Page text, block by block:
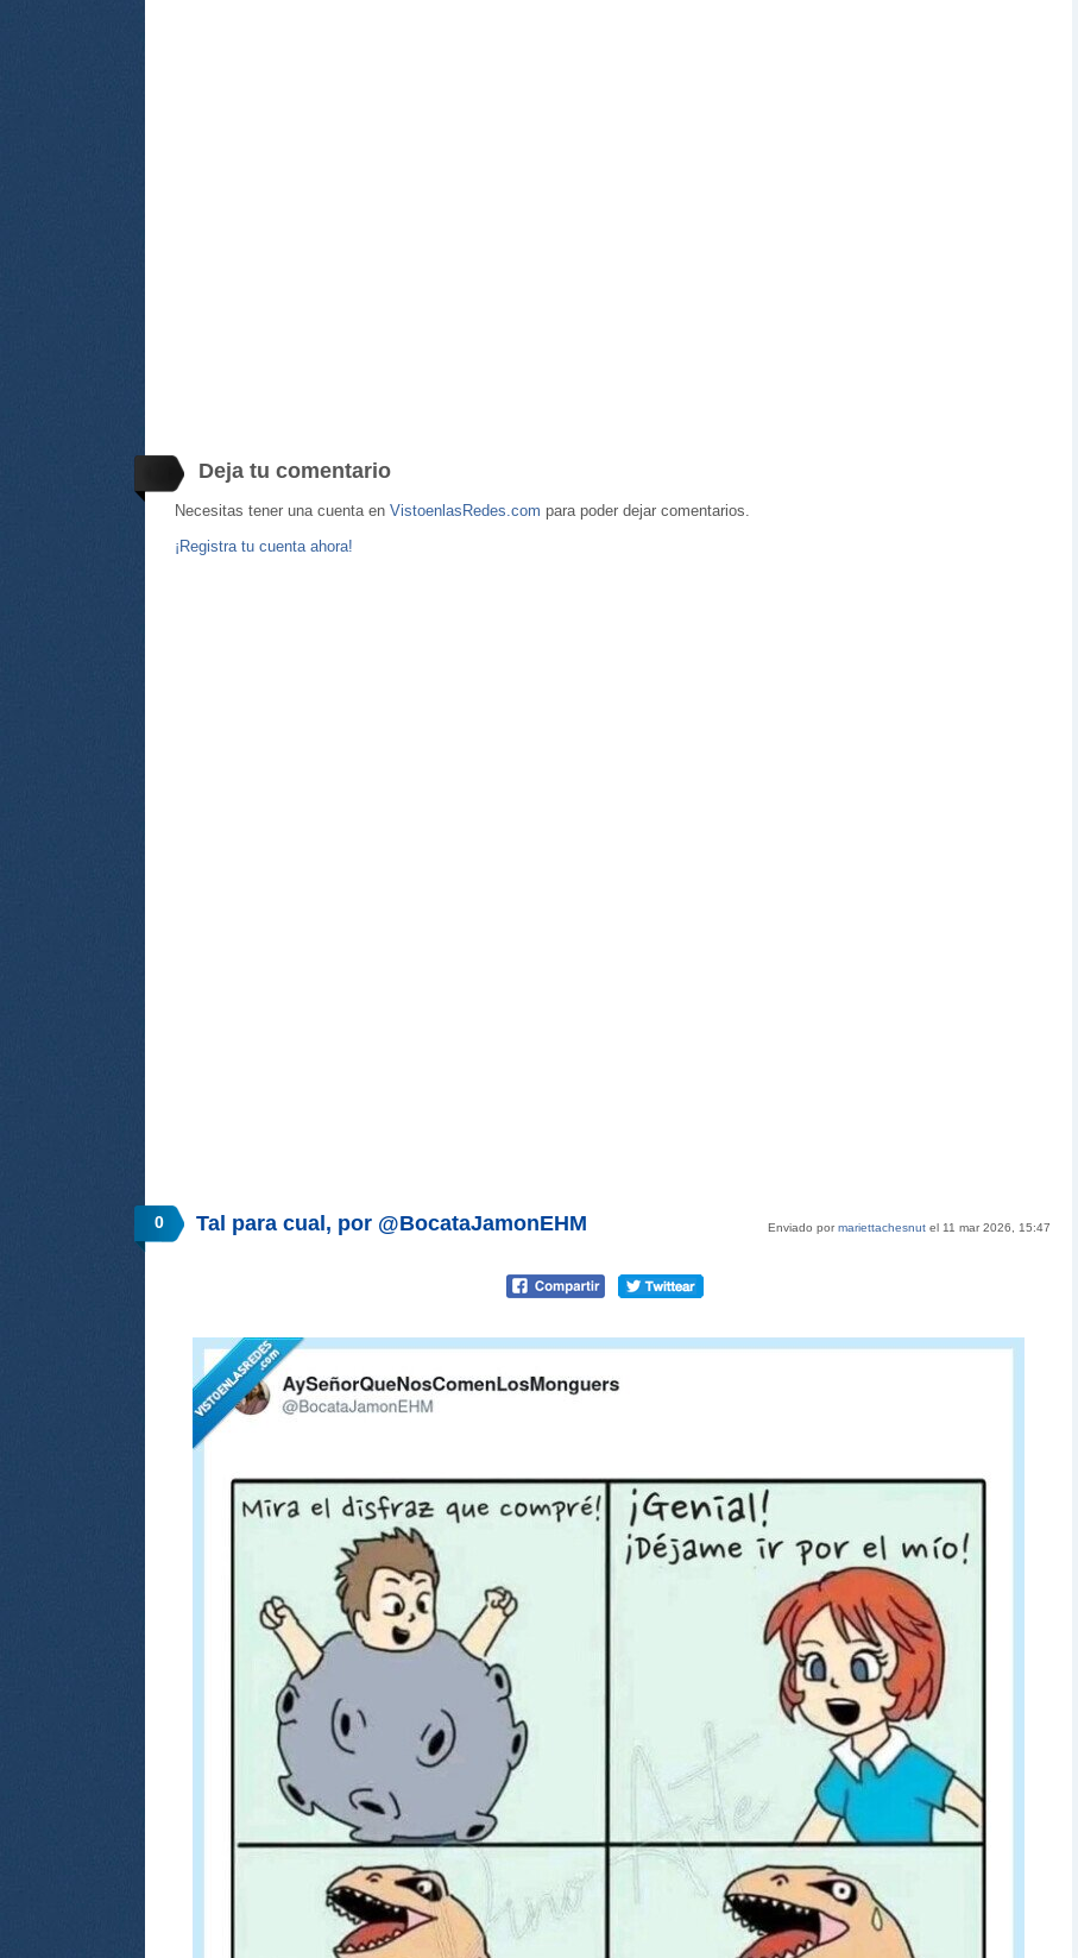
Deja tu comentario
Necesitas tener una cuenta en VistoenlasRedes.com para poder dejar comentarios.
¡Registra tu cuenta ahora!
0 Enviado pormariettachesnut el 11 mar 2026, 15:47
Tal para cual, por @BocataJamonEHM